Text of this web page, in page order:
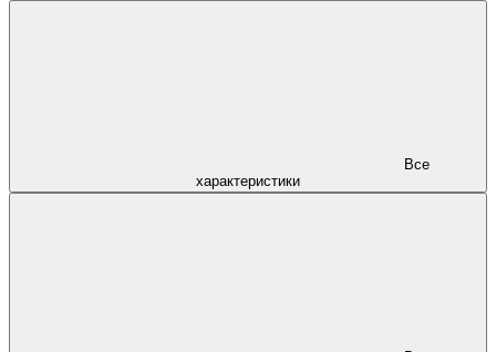
характеристики